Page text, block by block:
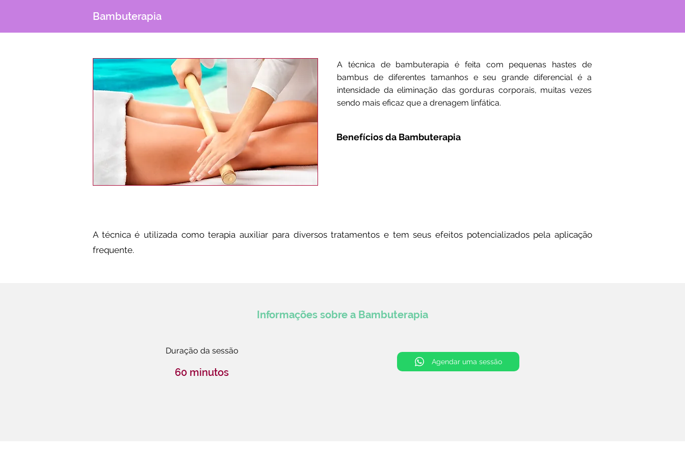
Bambuterapia
A técnica de bambuterapia é feita com pequenas hastes de
bambus de diferentes tamanhos e seu grande diferencial é a
intensidade da eliminação das gorduras corporais, muitas vezes
sendo mais eficaz que a drenagem linfática.
Benefícios da Bambuterapia
A técnica é utilizada como terapia auxiliar para diversos tratamentos e tem seus efeitos potencializados pela aplicação
frequente.
Informações sobre a Bambuterapia
Duração da sessão
60 minutos
Agendar uma sessão